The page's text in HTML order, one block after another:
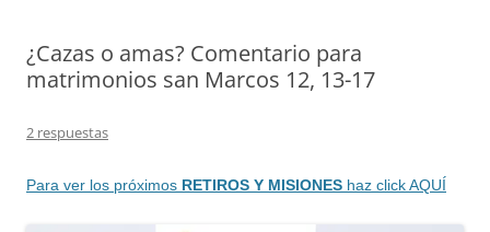
¿Cazas o amas? Comentario para
matrimonios san Marcos 12, 13-17
2 respuestas
Para ver los próximos RETIROS Y MISIONES haz click AQUÍ